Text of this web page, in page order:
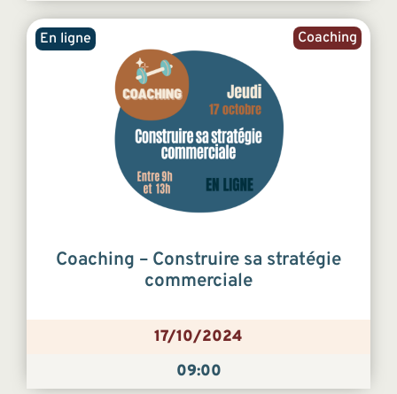
Coaching
En ligne
Coaching – Construire sa stratégie
commerciale
17/10/2024
09:00